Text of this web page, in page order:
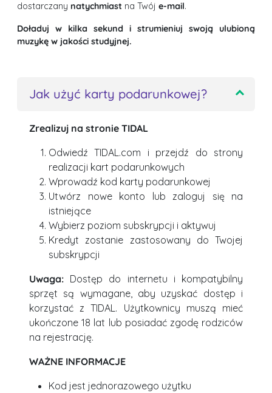
dostarczany natychmiast na Twój e-mail.
Doładuj w kilka sekund i strumieniuj swoją ulubioną
muzykę w jakości studyjnej.
Jak użyć karty podarunkowej?
Zrealizuj na stronie TIDAL
Odwiedź TIDAL.com i przejdź do strony
realizacji kart podarunkowych
Wprowadź kod karty podarunkowej
Utwórz nowe konto lub zaloguj się na
istniejące
Wybierz poziom subskrypcji i aktywuj
Kredyt zostanie zastosowany do Twojej
subskrypcji
Uwaga: Dostęp do internetu i kompatybilny
sprzęt są wymagane, aby uzyskać dostęp i
korzystać z TIDAL. Użytkownicy muszą mieć
ukończone 18 lat lub posiadać zgodę rodziców
na rejestrację.
WAŻNE INFORMACJE
Kod jest jednorazowego użytku